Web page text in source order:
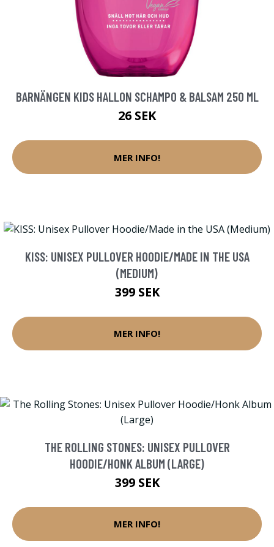
BARNÄNGEN KIDS HALLON SCHAMPO & BALSAM 250 ML
26 SEK
MER INFO!
KISS: UNISEX PULLOVER HOODIE/MADE IN THE USA
(MEDIUM)
399 SEK
MER INFO!
THE ROLLING STONES: UNISEX PULLOVER
HOODIE/HONK ALBUM (LARGE)
399 SEK
MER INFO!